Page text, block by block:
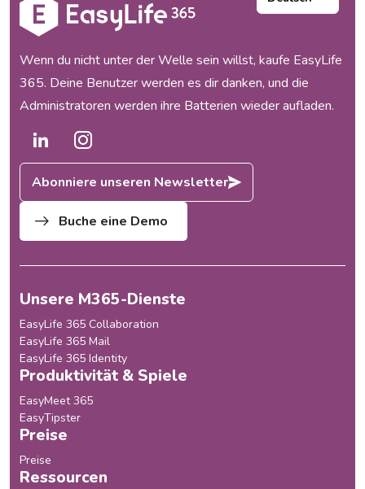
Wenn du nicht unter der Welle sein willst, kaufe EasyLife
365. Deine Benutzer werden es dir danken, und die
Administratoren werden ihre Batterien wieder aufladen.
Abonniere unseren Newsletter
Buche eine Demo
Unsere M365-Dienste
EasyLife 365 Collaboration
EasyLife 365 Mail
EasyLife 365 Identity
Produktivität & Spiele
EasyMeet 365
EasyTipster
Preise
Preise
Ressourcen